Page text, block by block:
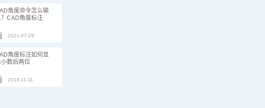
角度命令怎么输
？CAD角度标注
2021-07-29
角度标注如何显
数后两位
2019-11-11